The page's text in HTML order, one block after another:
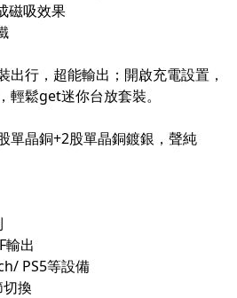
磁吸效果
出行，超能輸出；開啟充電設置，
輕鬆get迷你台放套裝。
單晶銅+2股單晶銅鍍銀，聲純
輸出
PS5等設備
換